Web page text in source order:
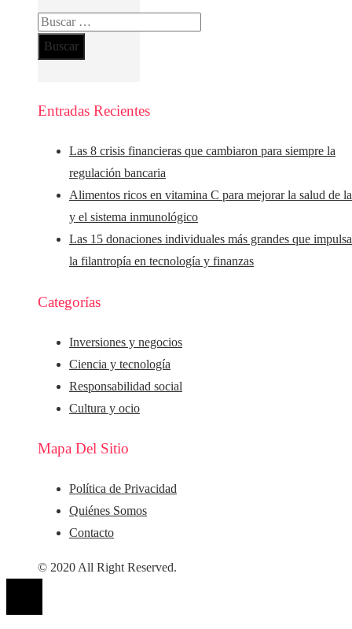
Buscar:
Entradas Recientes
Las 8 crisis financieras que cambiaron para siempre la
regulación bancaria
Alimentos ricos en vitamina C para mejorar la salud de
y el sistema inmunológico
Las 15 donaciones individuales más grandes que
la filantropía en tecnología y finanzas
Categorías
Inversiones y negocios
Ciencia y tecnología
Responsabilidad social
Cultura y ocio
Mapa Del Sitio
Política de Privacidad
Quiénes Somos
Contacto
© 2020 All Right Reserved.